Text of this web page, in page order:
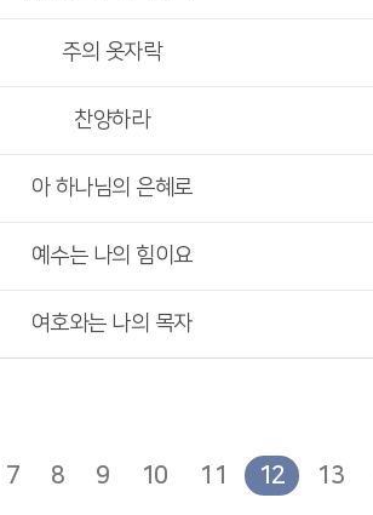
주의 옷자락
찬양하라
아 하나님의 은혜로
예수는 나의 힘이요
여호와는 나의 목자
7 8 9 10 11 12 13